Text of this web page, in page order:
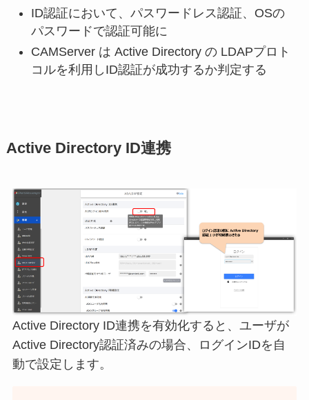
ID認証において、パスワードレス認証、OSの
パスワードで認証可能に
CAMServer は Active Directory の LDAPプロト
コルを利用しID認証が成功するか判定する
Active Directory ID連携
Active Directory ID連携を有効化すると、ユーザが
Active Directory認証済みの場合、ログインIDを自
動で設定します。